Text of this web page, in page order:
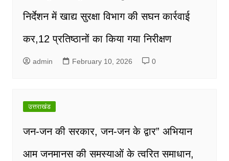
निर्देशन में खाद्य सुरक्षा विभाग की सघन कार्रवाई
कर,12 प्रतिष्ठानों का किया गया निरीक्षण
admin February 10, 2026 0
उत्तराखंड
जन-जन की सरकार, जन-जन के द्वार” अभियान
आम जनमानस की समस्याओं के त्वरित समाधान,